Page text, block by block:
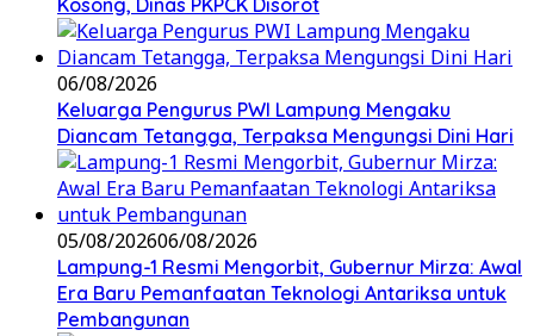
Kosong, Dinas PKPCK Disorot
06/08/2026
Keluarga Pengurus PWI Lampung Mengaku
Diancam Tetangga, Terpaksa Mengungsi Dini Hari
05/08/202606/08/2026
Lampung-1 Resmi Mengorbit, Gubernur Mirza: Awal
Era Baru Pemanfaatan Teknologi Antariksa untuk
Pembangunan